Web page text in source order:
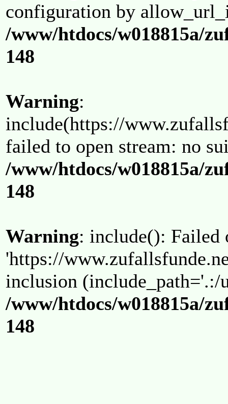
configuration by
/www/htdocs/w018815a/
148
Warning:
include(https://
failed to open stream: no
/www/htdocs/w018815a/
148
Warning: include(): Failed
'https://
inclusion (include_path='.:/
/www/htdocs/w018815a/
148